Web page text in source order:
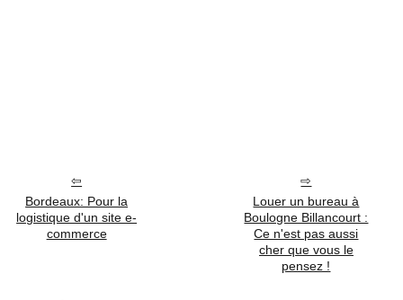
Bordeaux: Pour la
logistique d'un site e-
commerce
Louer un bureau à
Boulogne Billancourt :
Ce n'est pas aussi
cher que vous le
pensez !